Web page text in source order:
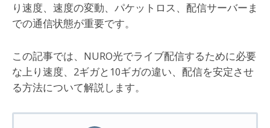
り速度、速度の変動、パケットロス、配信サーバーま
での通信状態が重要です。
この記事では、NURO光でライブ配信するために必要
な上り速度、2ギガと10ギガの違い、配信を安定させ
る方法について解説します。